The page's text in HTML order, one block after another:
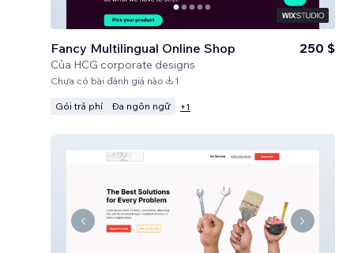
Fancy Multilingual Online Shop
Của HCG corporate designs
250 $
Chưa có bài đánh giá nào 1
Gói trả phí Đa ngôn ngữ +1